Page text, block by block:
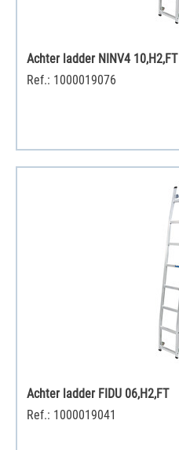
Achter ladder NINV4 10,H2,FT
Ref.: 1000019076
Achter ladder FIDU 06,H2,FT
Ref.: 1000019041